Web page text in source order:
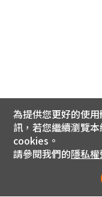
為提供您更好的使
訊，若您繼續瀏覽
cookies。
請參閱我們的隱私